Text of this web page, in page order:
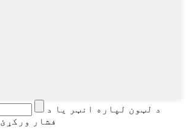
د لټون لپاره انټر یا د
تړلو لپاره ESC فشار ورکړئ